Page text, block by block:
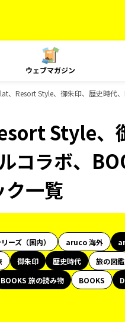
ウェブマガジン
、Resort Style、御朱印、歴史時代
Style、
コラボ、
一覧
ーズ（国内） aruco 海外
御朱印 歴史時代 旅の図鑑
BOOKS 旅の読み物 BOOKS